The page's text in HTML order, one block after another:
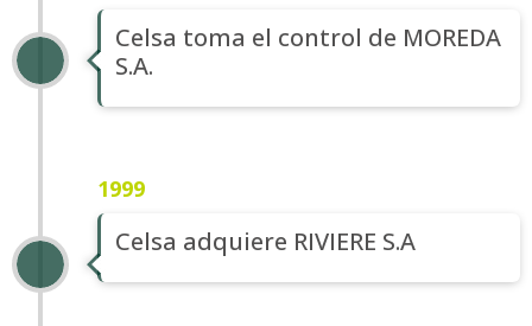
Celsa toma el control de MOREDA
S.A.
1999
Celsa adquiere RIVIERE S.A